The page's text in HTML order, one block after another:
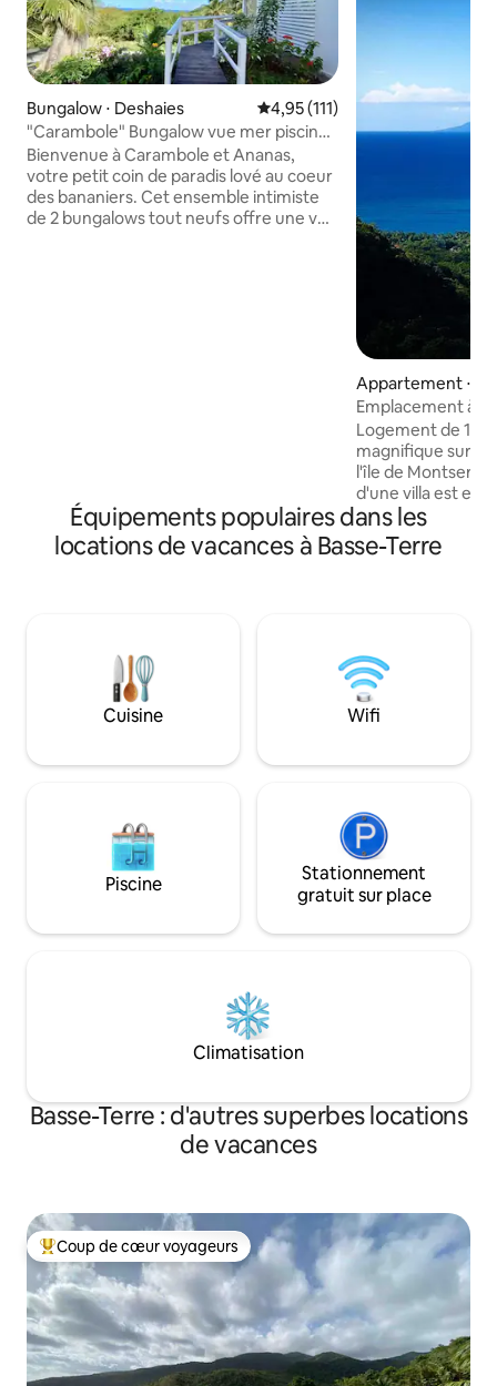
Bungalow ⋅ Deshaies Évaluation moyenne sur la
4,95 (111)
"Carambole" Bungalow vue mer piscine
privative
Bienvenue à Carambole et Ananas,
votre petit coin de paradis lové au coeur
des bananiers. Cet ensemble intimiste
de 2 bungalows tout neufs offre une vue
Appartement ⋅
Emplacement à
Logement de
magnifique sur la
l'île de
d'une villa est
dispose de 3
à une grande
chambre est
ouverte sur la
de séjour et
dans le prix.
Équipements populaires dans les
locations de vacances à Basse-Terre
Cuisine Wifi
Piscine
Stationnement
gratuit sur place
Climatisation
Basse-Terre : d'autres superbes locations
de vacances
Coups de cœur voyageurs les plus appréciés
Coup de cœur voyageurs